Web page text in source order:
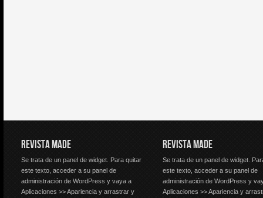
REVISTA MADE
Se trata de un panel de widget. Para quitar
este texto, acceder a su panel de
administración de WordPress y vaya a
Aplicaciones >> Apariencia y arrastrar y
REVISTA MADE
Se trata de un panel de widget.
este texto, acceder a su panel de
administración de WordPress y
Aplicaciones >> Apariencia y